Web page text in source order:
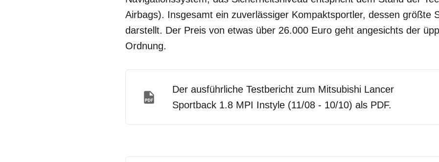
Airbags). Insgesamt ein zuverlässiger Kompaktsportler, dessen größte
darstellt. Der Preis von etwas über 26.000 Euro geht angesichts der
Ordnung.
Der ausführliche Testbericht zum Mitsubishi Lancer
Sportback 1.8 MPI Instyle (11/08 - 10/10) als PDF.